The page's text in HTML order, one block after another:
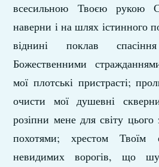
всесильною Твоєю рукою
наверни і на шлях істинного
віднині поклав
Божественними
мої плотські пристрасті;
очисти мої душевні
розіпни мене для світу
похотями; хрестом Твоїм
невидимих ворогів, що